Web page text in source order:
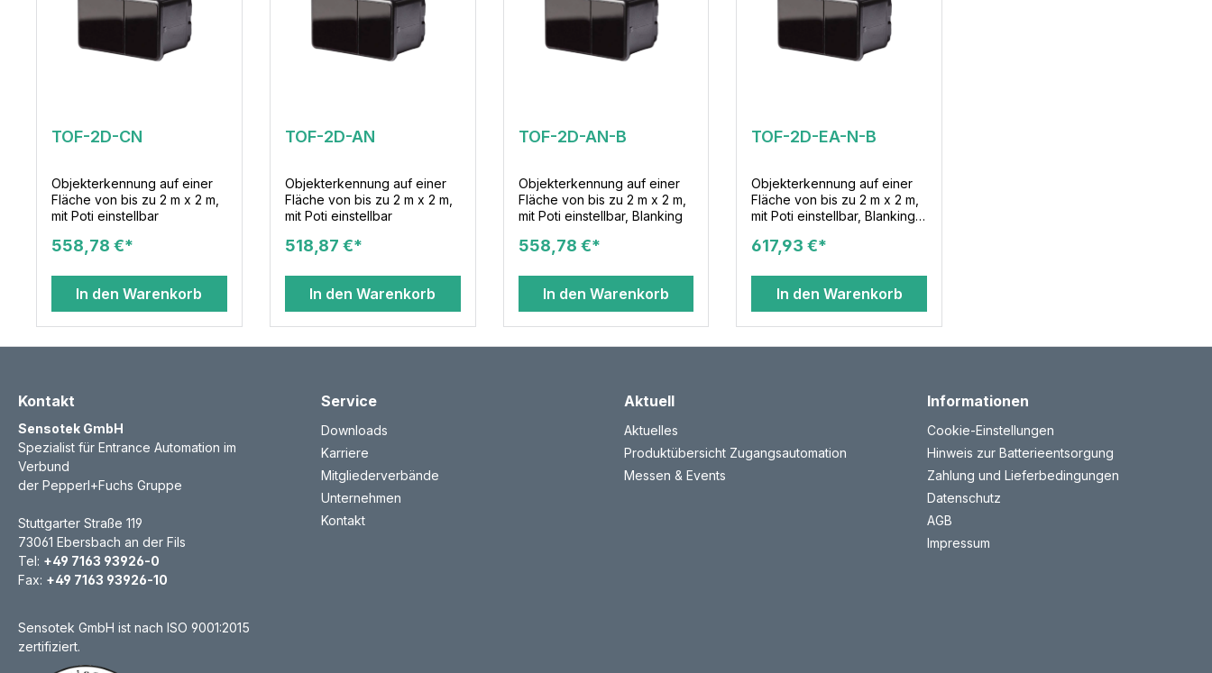
TOF-2D-CN
Objekterkennung auf einer
Fläche von bis zu 2 m x 2 m,
mit Poti einstellbar
558,78 €*
In den Warenkorb
TOF-2D-AN
Objekterkennung auf einer
Fläche von bis zu 2 m x 2 m,
mit Poti einstellbar
518,87 €*
In den Warenkorb
TOF-2D-AN-B
Objekterkennung auf einer
Fläche von bis zu 2 m x 2 m,
mit Poti einstellbar, Blanking
558,78 €*
In den Warenkorb
TOF-2D-EA-N-B
Objekterkennung auf einer
Fläche von bis zu 2 m x 2 m,
mit Poti einstellbar, Blanking,
617,93 €*
In den Warenkorb
Kontakt
Sensotek GmbH
Spezialist für Entrance Automation im
Verbund
der Pepperl+Fuchs Gruppe
Stuttgarter Straße 119
73061 Ebersbach an der Fils
Tel: +49 7163 93926-0
Fax: +49 7163 93926-10
Sensotek GmbH ist nach ISO 9001:2015
zertifiziert.
Service
Downloads
Karriere
Mitgliederverbände
Unternehmen
Kontakt
Aktuell
Aktuelles
Produktübersicht Zugangsautomation
Messen & Events
Informationen
Cookie-Einstellungen
Hinweis zur Batterieentsorgung
Zahlung und Lieferbedingungen
Datenschutz
AGB
Impressum